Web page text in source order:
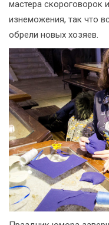
мастера скороговорок
изнеможения, так что
обрели новых хозяев.